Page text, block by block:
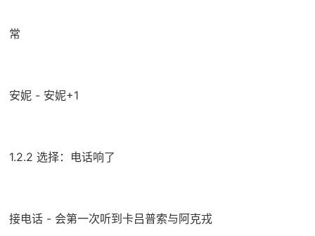
常
安妮 - 安妮+1
1.2.2 选择：电话响了
接电话 - 会第一次听到卡吕普索与阿克戎